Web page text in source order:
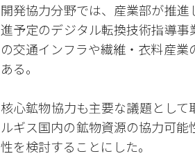
開発協力分野では、産業部が推
進予定のデジタル転換技術指導
の交通インフラや繊維・衣料産
ある。
核心鉱物協力も主要な議題とし
ルギス国内の鉱物資源の協力可
性を検討することにした。